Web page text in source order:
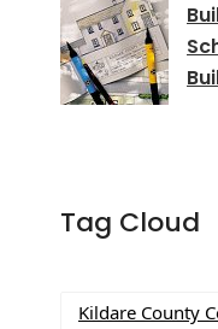
Tag Cloud
Kildare County